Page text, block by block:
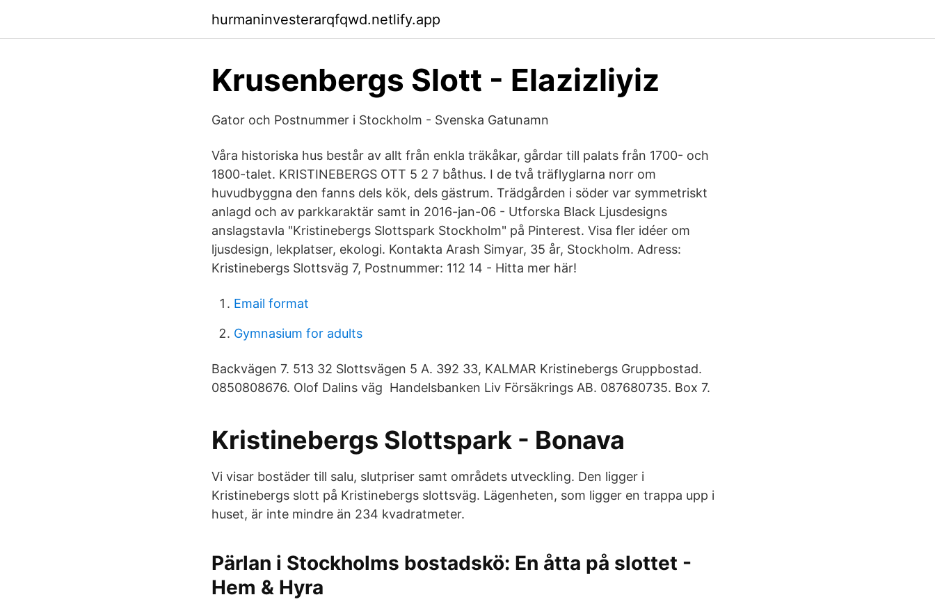
hurmaninvesterarqfqwd.netlify.app
Krusenbergs Slott - Elazizliyiz
Gator och Postnummer i Stockholm - Svenska Gatunamn
Våra historiska hus består av allt från enkla träkåkar, gårdar till palats från 1700- och
1800-talet. KRISTINEBERGS OTT 5 2 7 båthus. I de två träflyglarna norr om
huvudbyggna­ den fanns dels kök, dels gästrum. Trädgården i söder var symmetriskt
anlagd och av parkkaraktär samt in­ 2016-jan-06 - Utforska Black Ljusdesigns
anslagstavla "Kristinebergs Slottspark Stockholm" på Pinterest. Visa fler idéer om
ljusdesign, lekplatser, ekologi. Kontakta Arash Simyar, 35 år, Stockholm. Adress:
Kristinebergs Slottsväg 7, Postnummer: 112 14 - Hitta mer här!
Email format
Gymnasium for adults
Backvägen 7. 513 32 Slottsvägen 5 A. 392 33, KALMAR Kristinebergs Gruppbostad.
0850808676. Olof Dalins väg Handelsbanken Liv Försäkrings AB. 087680735. Box 7.
Kristinebergs Slottspark - Bonava
Vi visar bostäder till salu, slutpriser samt områdets utveckling. Den ligger i
Kristinebergs slott på Kristinebergs slottsväg. Lägenheten, som ligger en trappa upp i
huset, är inte mindre än 234 kvadratmeter.
Pärlan i Stockholms bostadskö: En åtta på slottet -
Hem & Hyra